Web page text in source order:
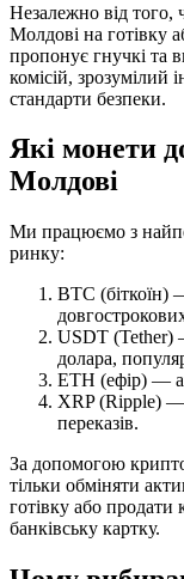
Незалежно від того,
Молдові на готівку
пропонує гнучкі та
комісій, зрозумілий
стандарти безпеки.
Які монети
Молдові
Ми працюємо з
ринку:
BTC (біткоїн)
USDT (Tether)
долара,
ETH (ефір) —
XRP (Ripple)
переказів.
За допомогою
тільки обміняти
готівку або
банківську картку.